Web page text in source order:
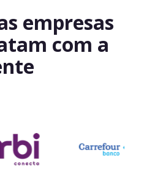
empresas
com a